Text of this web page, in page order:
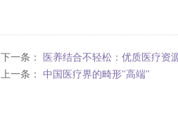
下一条：
医养结合不轻松：优质医疗资
上一条： 中国医疗界的畸形"高端"